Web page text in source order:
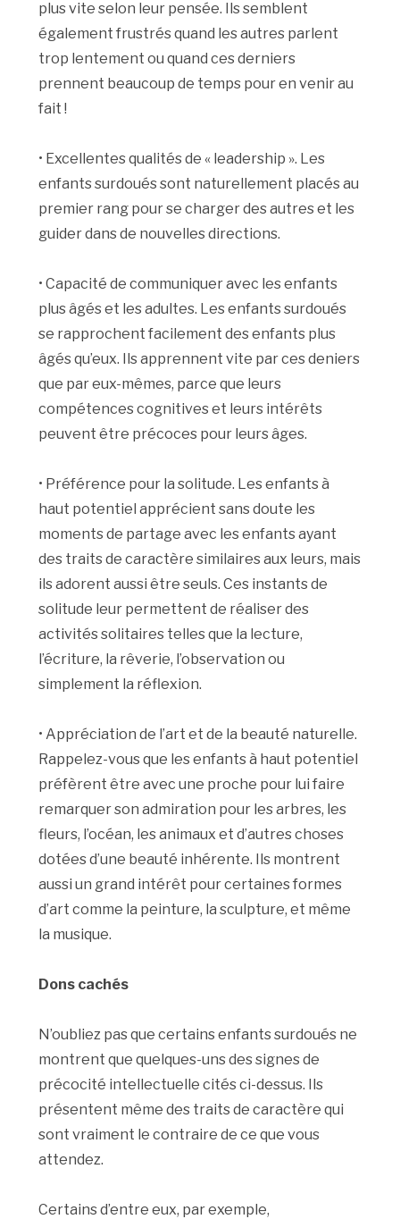
plus vite selon leur pensée. Ils semblent
également frustrés quand les autres parlent
trop lentement ou quand ces derniers
prennent beaucoup de temps pour en venir au
fait !
• Excellentes qualités de « leadership ». Les
enfants surdoués sont naturellement placés au
premier rang pour se charger des autres et les
guider dans de nouvelles directions.
• Capacité de communiquer avec les enfants
plus âgés et les adultes. Les enfants surdoués
se rapprochent facilement des enfants plus
âgés qu’eux. Ils apprennent vite par ces deniers
que par eux-mêmes, parce que leurs
compétences cognitives et leurs intérêts
peuvent être précoces pour leurs âges.
• Préférence pour la solitude. Les enfants à
haut potentiel apprécient sans doute les
moments de partage avec les enfants ayant
des traits de caractère similaires aux leurs, mais
ils adorent aussi être seuls. Ces instants de
solitude leur permettent de réaliser des
activités solitaires telles que la lecture,
l’écriture, la rêverie, l’observation ou
simplement la réflexion.
• Appréciation de l’art et de la beauté naturelle.
Rappelez-vous que les enfants à haut potentiel
préfèrent être avec une proche pour lui faire
remarquer son admiration pour les arbres, les
fleurs, l’océan, les animaux et d’autres choses
dotées d’une beauté inhérente. Ils montrent
aussi un grand intérêt pour certaines formes
d’art comme la peinture, la sculpture, et même
la musique.
Dons cachés
N’oubliez pas que certains enfants surdoués ne
montrent que quelques-uns des signes de
précocité intellectuelle cités ci-dessus. Ils
présentent même des traits de caractère qui
sont vraiment le contraire de ce que vous
attendez.
Certains d’entre eux, par exemple,